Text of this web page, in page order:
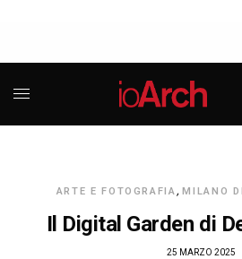
ARTE E FOTOGRAFIA, MILANO
Il Digital Garden di
25 MARZO 2025